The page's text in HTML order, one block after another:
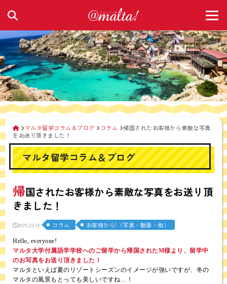
マルタ留学コラム＆ブログ コラム
帰国されたお客様から素敵な写真
をお送り頂きました！
マルタ留学コラム＆ブログ
帰国されたお客様から素敵な写真をお送り頂
きました！
2025.03.14 コラム お客様から!（写真・動画・他）
Hello, everyone!
マルタ大学付属語学学校へのご留学から帰国されたM様より、留学中
のお写真をお送り頂きました！
マルタといえば夏のリゾートシーズンのイメージが強いですが、冬の
マルタの風景もとっても美しいですね…！